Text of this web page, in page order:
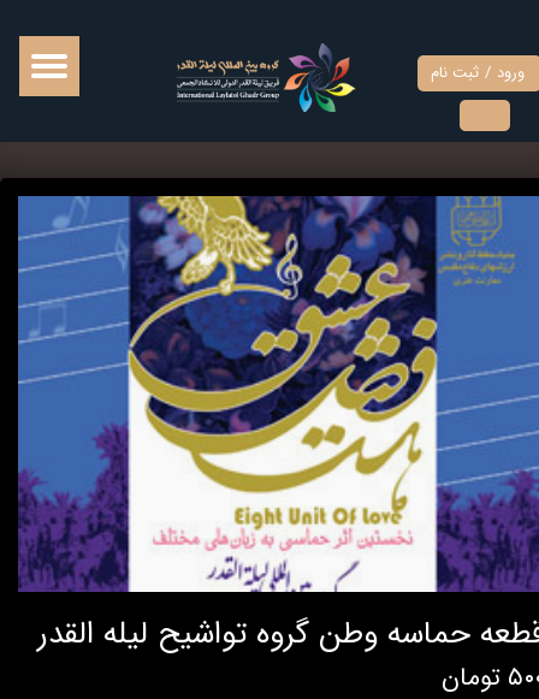
ورود / ثبت نام
حساب کاربری من
تغییر گذر واژه
خروج از حساب کاربری
حماسه وطن گروه تواشیح لیله القدر
تومان